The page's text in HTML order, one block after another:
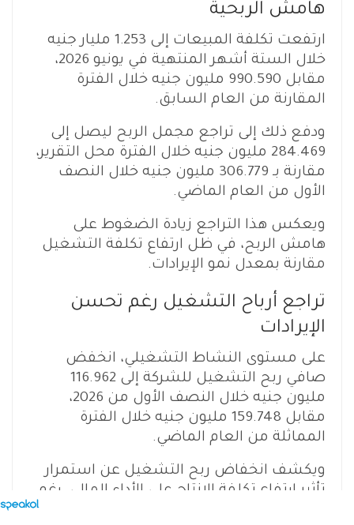
هامش الربحية
ارتفعت تكلفة المبيعات إلى 1.253 مليار جنيه
خلال الستة أشهر المنتهية في يونيو 2026،
مقابل 990.590 مليون جنيه خلال الفترة
المقارنة من العام السابق.
ودفع ذلك إلى تراجع مجمل الربح ليصل إلى
284.469 مليون جنيه خلال الفترة محل التقرير،
مقارنة بـ 306.779 مليون جنيه خلال النصف
الأول من العام الماضي.
ويعكس هذا التراجع زيادة الضغوط على
هامش الربح، في ظل ارتفاع تكلفة التشغيل
مقارنة بمعدل نمو الإيرادات.
تراجع أرباح التشغيل رغم تحسن
الإيرادات
على مستوى النشاط التشغيلي، انخفض
صافي ربح التشغيل للشركة إلى 116.962
مليون جنيه خلال النصف الأول من 2026،
مقابل 159.748 مليون جنيه خلال الفترة
المماثلة من العام الماضي.
ويكشف انخفاض ربح التشغيل عن استمرار
تأثير ارتفاع تكلفة الإنتاج على الأداء المالي، رغم